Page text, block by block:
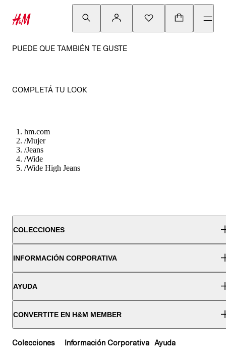
PUEDE QUE TAMBIÉN TE GUSTE
COMPLETÁ TU LOOK
hm.com
/Mujer
/Jeans
/Wide
/Wide High Jeans
COLECCIONES
INFORMACIÓN CORPORATIVA
AYUDA
CONVERTITE EN H&M MEMBER
Colecciones Información Corporativa Ayuda